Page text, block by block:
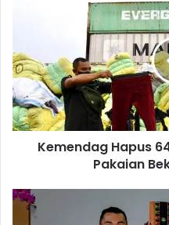
n
d
a
g
H
s
Kemendag Hapus
Pakaian
K